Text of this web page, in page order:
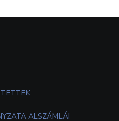
ALSZÁMLÁI